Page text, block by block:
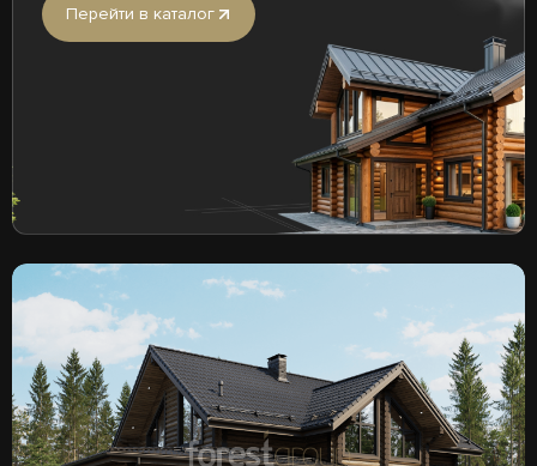
Перейти в каталог